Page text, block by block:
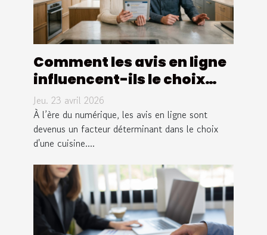
Comment les avis en ligne
influencent-ils le choix
d'une cuisine ?
Jeu. 23 avril 2026
À l’ère du numérique, les avis en ligne sont
devenus un facteur déterminant dans le choix
d'une cuisine....